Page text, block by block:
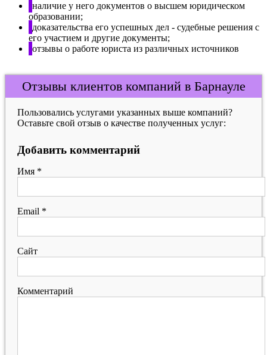
наличие у него документов о высшем юридическом
образовании;
доказательства его успешных дел - судебные решения с
его участием и другие документы;
отзывы о работе юриста из различных источников
Отзывы клиентов компаний в Барнауле
Пользовались услугами указанных выше компаний?
Оставьте свой отзыв о качестве полученных услуг:
Добавить комментарий
Имя *
Email *
Сайт
Комментарий